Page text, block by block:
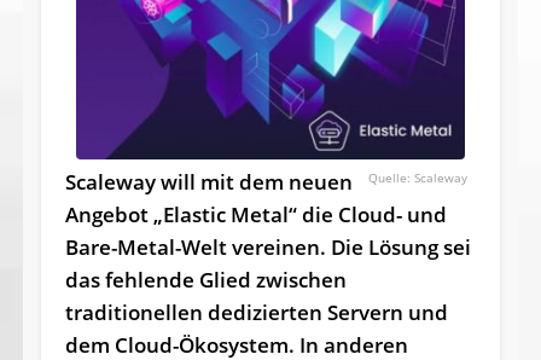
Scaleway
Scalewaywill mit dem neuen
Angebot „Elastic Metal“ die Cloud- und
Bare-Metal-Welt vereinen. Die Lösung sei
das fehlende Glied zwischen
traditionellen dedizierten Servern und
dem Cloud-Ökosystem. In anderen